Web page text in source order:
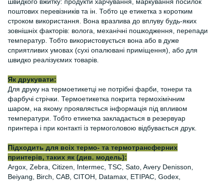
поштових перевізників та ін. Тобто це етикетка з коротким
строком використання. Вона вразлива до вплуву будь-яких
зовнішніх факторів: волога, механічні пошкодження, перепади
температур. Тобто використовується вона або в дуже
сприятливих умовах (сухі опалювані приміщення), або для
швидко реалізуємих товарів.
Як друкувати:
Для друку на термоетикетці не потрібні фарби, тонери та
фарбучі стрічки. Термоетикетка покрита термохімічним
шаром, на якому проявляється інформація під впливом
температури. Тобто етикетка закладається в резервуар
принтера і при контакті із термоголовою відбувається друк.
Підходить для всіх термо- та термотрансферних
принтерів, таких як (див. модель):
Argox, Zebra, Citizen, Intermec, TSC, Sato, Avery Denisson,
Beiyang, Birch, CAB, CITOH, Datamax, ETIPAC, Godex,